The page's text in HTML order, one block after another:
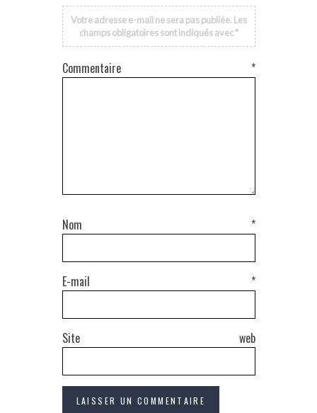
Votre adresse e-mail ne sera pas publiée. Les
champs obligatoires sont indiqués avec*
Commentaire *
Nom *
E-mail *
Site web